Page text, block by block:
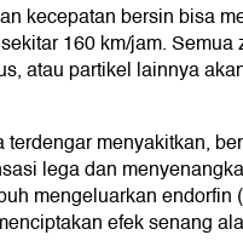
kecepatan bersin bisa
160 km/jam. Semua
atau partikel lainnya
terdengar menyakitkan,
lega dan
mengeluarkan endorfin
efek senang